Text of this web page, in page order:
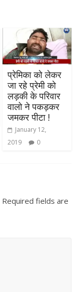
प्रेमिका को लेकर
जा रहे प्रेमी को
लड़की के परिवार
वालो ने पकड़कर
जमकर पीटा !
January 12,
2019
0
Required fields are